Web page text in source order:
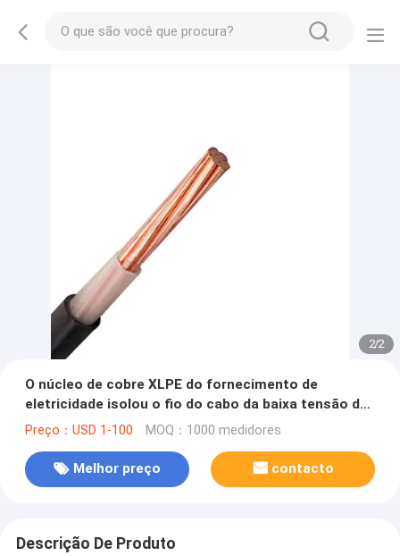
2/2
O núcleo de cobre XLPE do fornecimento de
eletricidade isolou o fio do cabo da baixa tensão do
PVC N2XY
Preço：USD 1-100 MOQ：1000 medidores
Melhor preço contacto
Descrição De Produto